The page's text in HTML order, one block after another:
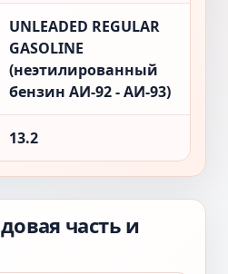
UNLEADED REGULAR
GASOLINE
(неэтилированный
бензин АИ-92 - АИ-93)
13.2
часть и